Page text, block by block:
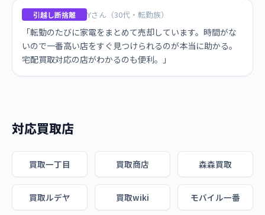
引越し断捨離 Yさん（30代・転勤族）
「転勤のたびに家電をまとめて売却しています。時間がな
いので一番高い店をすぐ見つけられるのが本当に助かる。
宅配買取対応の店がわかるのも便利。」
対応買取店
買取一丁目 買取商店 森森買取
買取ルデヤ 買取wiki モバイル一番